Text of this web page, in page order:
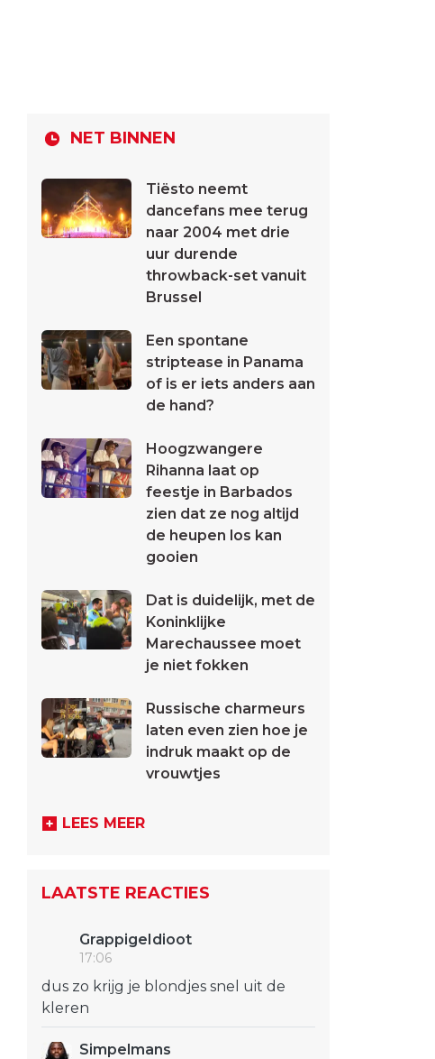
NET BINNEN
Tiësto neemt
dancefans mee terug
naar 2004 met drie
uur durende
throwback-set vanuit
Brussel
Een spontane
striptease in Panama
of is er iets anders aan
de hand?
Hoogzwangere
Rihanna laat op
feestje in Barbados
zien dat ze nog altijd
de heupen los kan
gooien
Dat is duidelijk, met de
Koninklijke
Marechaussee moet
je niet fokken
Russische charmeurs
laten even zien hoe je
indruk maakt op de
vrouwtjes
LEES MEER
LAATSTE REACTIES
GrappigeIdioot
17:06
dus zo krijg je blondjes snel uit de
kleren
Simpelmans